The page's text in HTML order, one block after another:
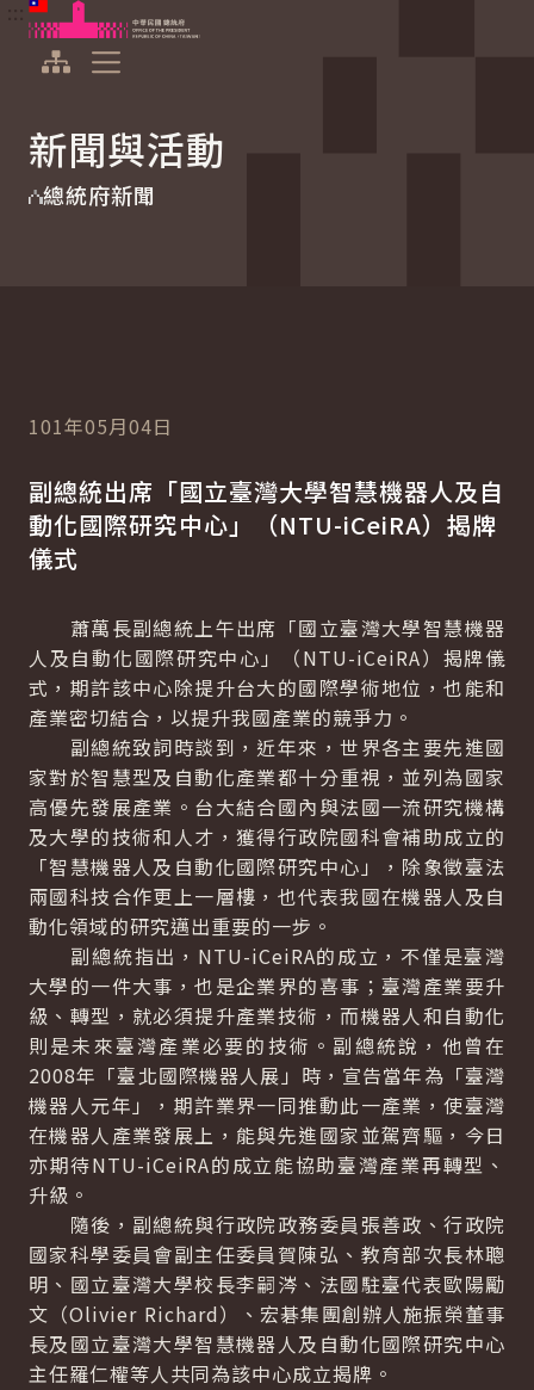
跳到主要內容
中華民國總統府
新聞與活動
總統府新聞
101年05月04日
副總統出席「國立臺灣大學智慧機器人及自
動化國際研究中心」（NTU-iCeiRA）揭牌
儀式
蕭萬長副總統上午出席「國立臺灣大學智慧機器
人及自動化國際研究中心」（NTU-iCeiRA）揭牌儀
式，期許該中心除提升台大的國際學術地位，也能和
產業密切結合，以提升我國產業的競爭力。
副總統致詞時談到，近年來，世界各主要先進國
家對於智慧型及自動化產業都十分重視，並列為國家
高優先發展產業。台大結合國內與法國一流研究機構
及大學的技術和人才，獲得行政院國科會補助成立的
「智慧機器人及自動化國際研究中心」，除象徵臺法
兩國科技合作更上一層樓，也代表我國在機器人及自
動化領域的研究邁出重要的一步。
副總統指出，NTU-iCeiRA的成立，不僅是臺灣
大學的一件大事，也是企業界的喜事；臺灣產業要升
級、轉型，就必須提升產業技術，而機器人和自動化
則是未來臺灣產業必要的技術。副總統說，他曾在
2008年「臺北國際機器人展」時，宣告當年為「臺灣
機器人元年」，期許業界一同推動此一產業，使臺灣
在機器人產業發展上，能與先進國家並駕齊驅，今日
亦期待NTU-iCeiRA的成立能協助臺灣產業再轉型、
升級。
隨後，副總統與行政院政務委員張善政、行政院
國家科學委員會副主任委員賀陳弘、教育部次長林聰
明、國立臺灣大學校長李嗣涔、法國駐臺代表歐陽勵
文（Olivier Richard）、宏碁集團創辦人施振榮董事
長及國立臺灣大學智慧機器人及自動化國際研究中心
主任羅仁權等人共同為該中心成立揭牌。